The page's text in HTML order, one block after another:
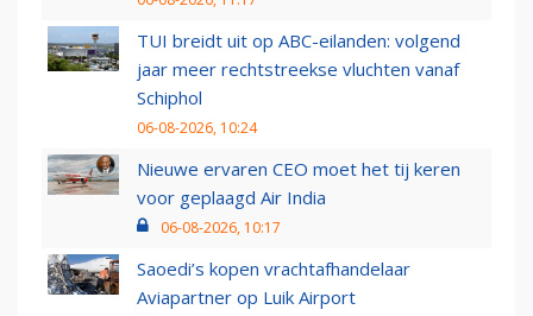
TUI breidt uit op ABC-eilanden: volgend
jaar meer rechtstreekse vluchten vanaf
Schiphol
06-08-2026, 10:24
Nieuwe ervaren CEO moet het tij keren
voor geplaagd Air India
06-08-2026, 10:17
Saoedi’s kopen vrachtafhandelaar
Aviapartner op Luik Airport